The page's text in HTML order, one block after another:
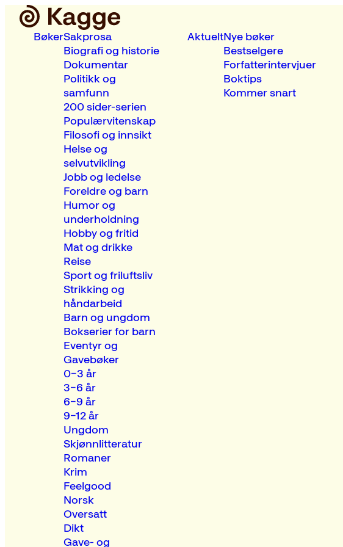
BøkerSakprosa
Biografi og historie
Dokumentar
Politikk og
samfunn
200 sider-serien
Populærvitenskap
Filosofi og innsikt
Helse og
selvutvikling
Jobb og ledelse
Foreldre og barn
Humor og
underholdning
Hobby og fritid
Mat og drikke
Reise
Sport og friluftsliv
Strikking og
håndarbeid
Barn og ungdom
Bokserier for barn
Eventyr og
Gavebøker
0–3 år
3–6 år
6–9 år
9–12 år
Ungdom
Skjønnlitteratur
Romaner
Krim
Feelgood
Norsk
Oversatt
Dikt
Gave- og
AktueltNye bøker
Bestselgere
Forfatterintervjuer
Boktips
Kommer snart